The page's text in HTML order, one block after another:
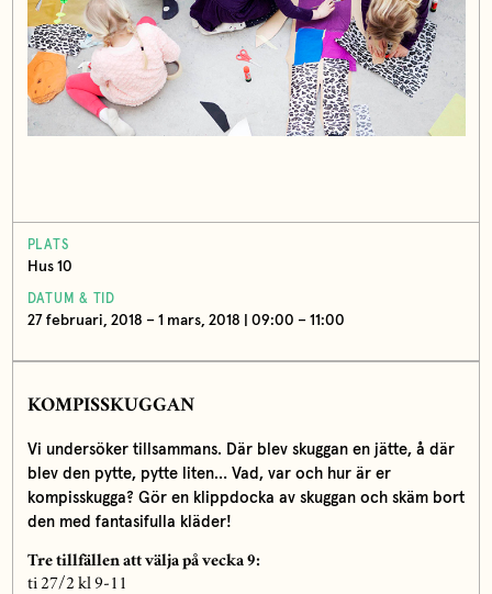
PLATS
Hus 10
DATUM & TID
27 februari, 2018 – 1 mars, 2018 | 09:00 – 11:00
KOMPISSKUGGAN
Vi undersöker tillsammans. Där blev skuggan en jätte, å där
blev den pytte, pytte liten… Vad, var och hur är er
kompisskugga? Gör en klippdocka av skuggan och skäm bort
den med fantasifulla kläder!
Tre tillfällen att välja på vecka 9:
ti 27/2 kl 9-11